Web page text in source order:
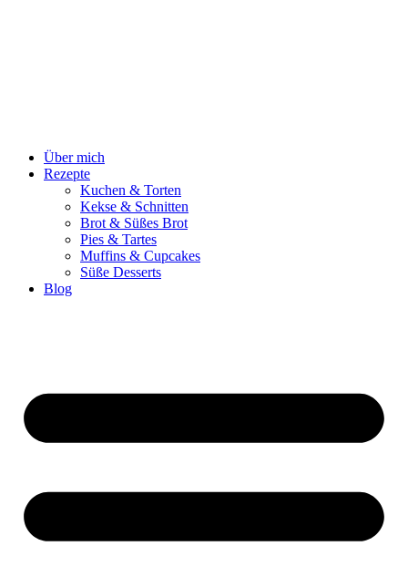
Über mich
Rezepte
Kuchen & Torten
Kekse & Schnitten
Brot & Süßes Brot
Pies & Tartes
Muffins & Cupcakes
Süße Desserts
Blog